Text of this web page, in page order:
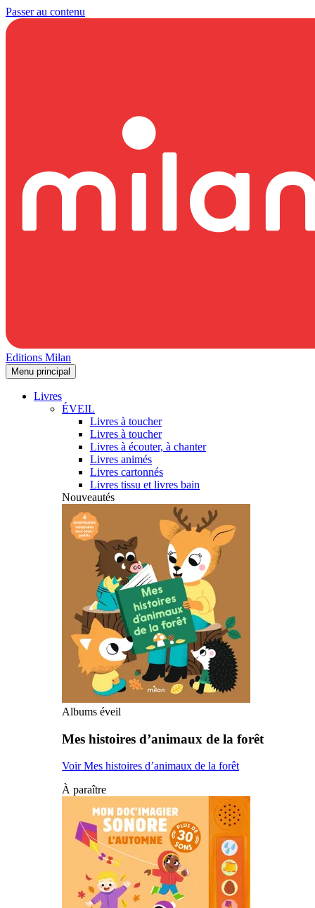
Passer au contenu
Editions Milan
Menu principal
Livres
ÉVEIL
Livres à toucher
Livres à toucher
Livres à écouter, à chanter
Livres animés
Livres cartonnés
Livres tissu et livres bain
Nouveautés
Albums éveil
Mes histoires d’animaux de la forêt
Voir Mes histoires d’animaux de la forêt
À paraître